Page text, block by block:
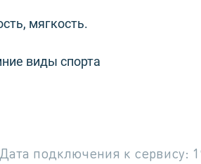
мягкость.
виды спорта
Дата подключения к сервису: